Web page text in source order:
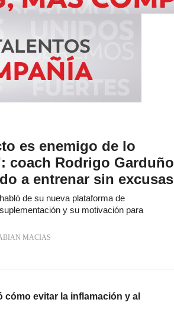
es enemigo de lo
coach Rodrigo Garduño
a entrenar sin excusas
de su nueva plataforma de
y su motivación para
MACIAS
cómo evitar la inflamación y al